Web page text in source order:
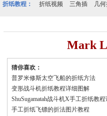
折纸教程： 折纸视频 三角插 几
Mark
猜你喜欢：
普罗米修斯太空飞船的折纸方法
变形战斗机折纸教程详细图解
ShuSugamatah战斗机X手工折纸教
手工折纸飞镖的折法图片教程